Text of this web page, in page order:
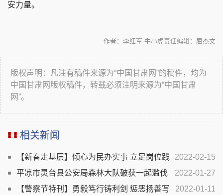
安力量。
责任编辑：屈杰文
作者：李红军 牛小虎
版权声明：凡注有稿件来源为“中国甘肃网”的稿件，均为
中国甘肃网版权稿件，转载必须注明来源为“中国甘肃
网”。
相关新闻
2022-02-15
【新春走基层】倾心为民办实事 立足岗位践
初心——灵台县公安局“为民办实事”实践活动掠影2022-01-27
平凉市灵台县公安局森林大队破获一起滥伐
林木案
2022-01-11
【警察节特刊】勇毅笃行铸利剑 惩恶扬善写